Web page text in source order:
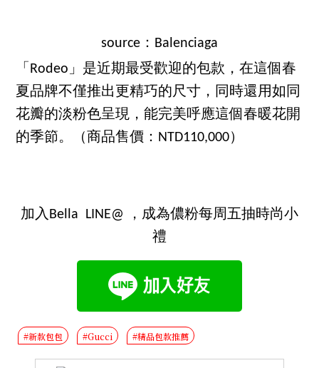
source：Balenciaga
「Rodeo」是近期最受歡迎的包款，在這個春
夏品牌不僅推出更精巧的尺寸，同時還用如同
花瓣的淡粉色呈現，能完美呼應這個春暖花開
的季節。（商品售價：NTD110,000）
加入Bella LINE@ ，成為儂粉每周五抽時尚小
禮
#新款包包 #Gucci #精品包款推薦